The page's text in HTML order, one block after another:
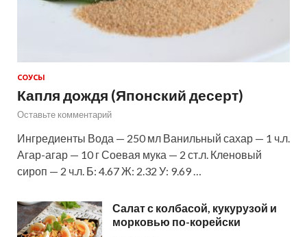
СОУСЫ
Капля дождя (Японский десерт)
Оставьте комментарий
Ингредиенты Вода — 250 мл Ванильный сахар — 1 ч.л.
Агар-агар — 10 г Соевая мука — 2 ст.л. Кленовый
сироп — 2 ч.л. Б: 4.67 Ж: 2.32 У: 9.69 …
Салат с колбасой, кукурузой и
морковью по-корейски